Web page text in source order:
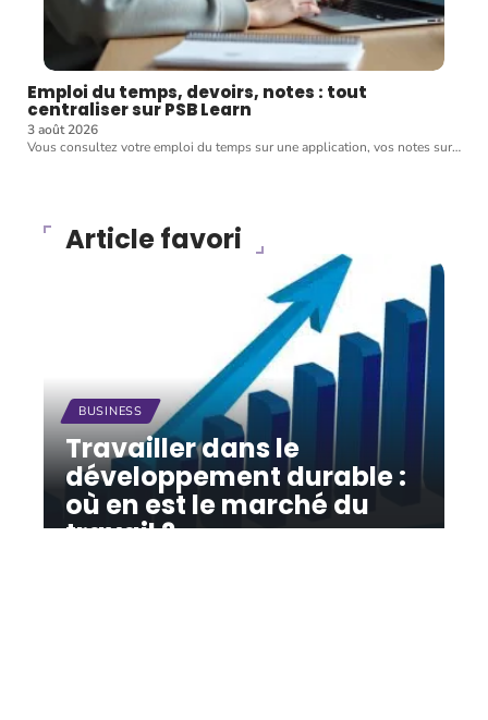
Emploi du temps, devoirs, notes : tout
centraliser sur PSB Learn
3 août 2026
Vous consultez votre emploi du temps sur une application, vos notes sur…
Article favori
BUSINESS
Travailler dans le
développement durable :
où en est le marché du
travail ?